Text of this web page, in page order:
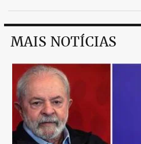
MAIS NOTÍCIAS